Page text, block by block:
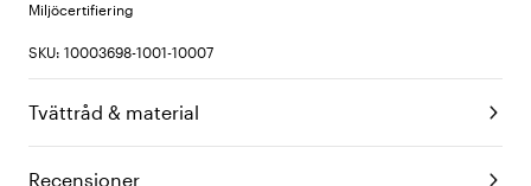
Miljöcertifiering
SKU: 10003698-1001-10007
Tvättråd & material
Recensioner